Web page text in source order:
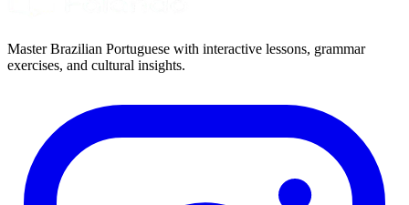
Master Brazilian Portuguese with interactive lessons, grammar
exercises, and cultural insights.